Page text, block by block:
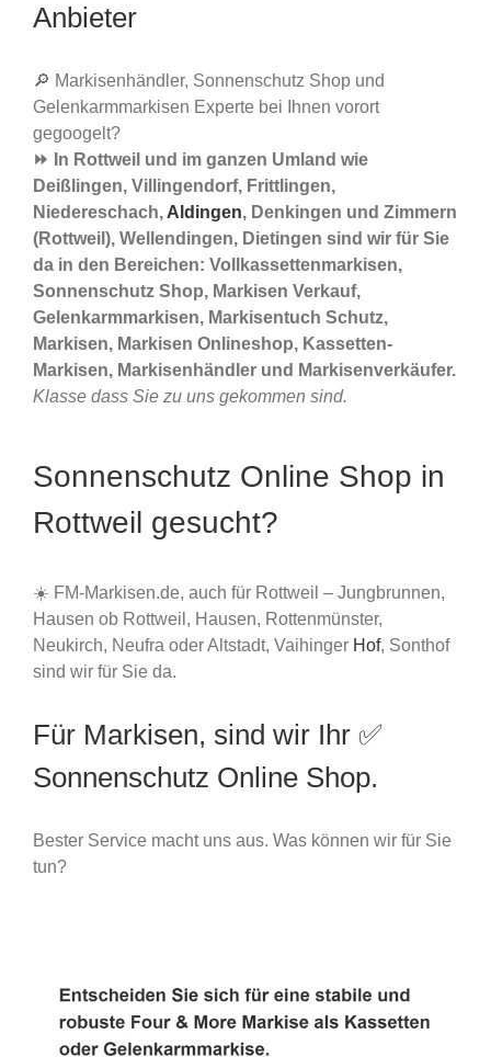
Anbieter
🔎 Markisenhändler, Sonnenschutz Shop und
Gelenkarmmarkisen Experte bei Ihnen vorort
gegoogelt?
⏩ In Rottweil und im ganzen Umland wie
Deißlingen, Villingendorf, Frittlingen,
Niedereschach, Aldingen, Denkingen und Zimmern
(Rottweil), Wellendingen, Dietingen sind wir für Sie
da in den Bereichen: Vollkassettenmarkisen,
Sonnenschutz Shop, Markisen Verkauf,
Gelenkarmmarkisen, Markisentuch Schutz,
Markisen, Markisen Onlineshop, Kassetten-
Markisen, Markisenhändler und Markisenverkäufer.
Klasse dass Sie zu uns gekommen sind.
Sonnenschutz Online Shop in
Rottweil gesucht?
☀️ FM-Markisen.de, auch für Rottweil – Jungbrunnen,
Hausen ob Rottweil, Hausen, Rottenmünster,
Neukirch, Neufra oder Altstadt, Vaihinger Hof, Sonthof
sind wir für Sie da.
Für Markisen, sind wir Ihr ✅
Sonnenschutz Online Shop.
Bester Service macht uns aus. Was können wir für Sie
tun?